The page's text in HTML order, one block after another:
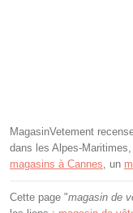
MagasinVetement
dans les Alpes-
magasins à Cannes , un
Cette page "magasin de